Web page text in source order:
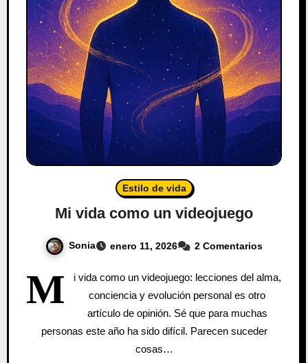
Estilo de vida
Mi vida como un videojuego
Sonia enero 11, 2026 2 Comentarios
M
i vida como un videojuego: lecciones del alma,
conciencia y evolución personal es otro
artículo de opinión. Sé que para muchas
personas este año ha sido difícil. Parecen suceder
cosas…